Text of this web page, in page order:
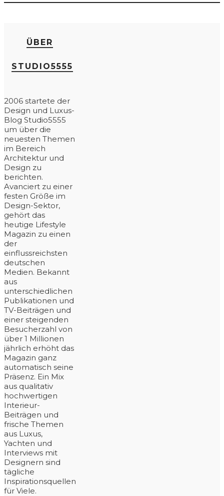
ÜBER
STUDIO5555
2006 startete der
Design und Luxus-
Blog Studio5555
um über die
neuesten Themen
im Bereich
Architektur und
Design zu
berichten.
Avanciert zu einer
festen Größe im
Design-Sektor,
gehört das
heutige Lifestyle
Magazin zu einen
der
einflussreichsten
deutschen
Medien. Bekannt
aus
unterschiedlichen
Publikationen und
TV-Beiträgen und
einer steigenden
Besucherzahl von
über 1 Millionen
jährlich erhöht das
Magazin ganz
automatisch seine
Präsenz. Ein Mix
aus qualitativ
hochwertigen
Interieur-
Beiträgen und
frische Themen
aus Luxus,
Yachten und
Interviews mit
Designern sind
tägliche
Inspirationsquellen
für Viele.